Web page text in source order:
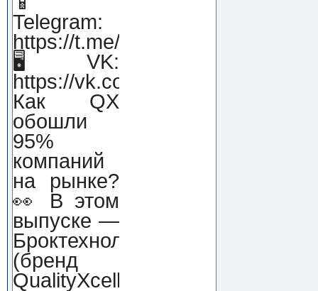
Telegram:
https://t.me/qx_lab_IT
🖥 VK:
https://vk.com/qualityxcellenc
Как QX
обошли
95%
компаний
на рынке?
👀 В этом
выпуске —
Броктехнолоджи
(бренд
QualityXcellence):